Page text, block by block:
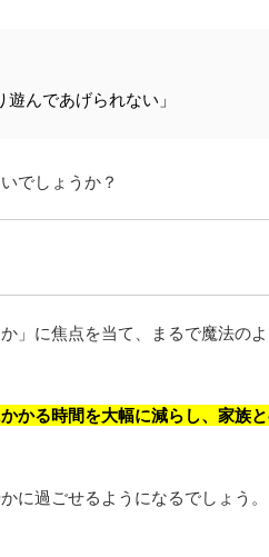
んであげられない」
でしょうか？
」に焦点を当て、まるで魔法の
かる時間を大幅に減らし、家族
に過ごせるようになるでしょう。